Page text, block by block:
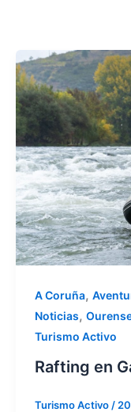
A Coruña,
Noticias,
Turismo Activo
Rafting en
Turismo Activo /